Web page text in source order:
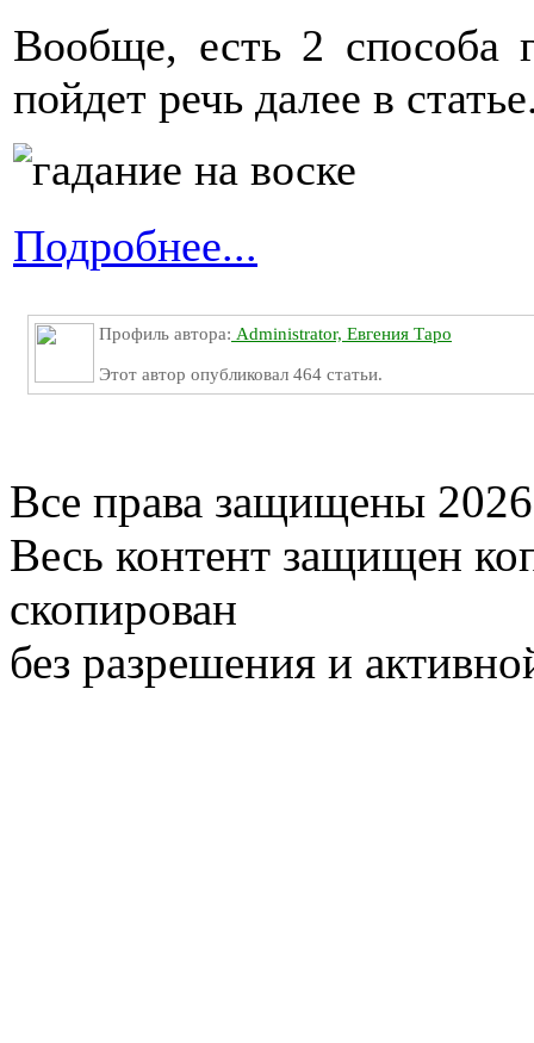
Вообще, есть 2 способа
пойдет речь далее в
Подробнее...
Профиль автора: Administrator, Евгения Таро
Этот автор опубликовал 464 статьи.
Все права защищены 2026
Весь контент защищен
скопирован
без разрешения и